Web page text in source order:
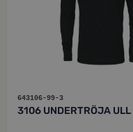
643106-99-3
3106 UNDERTRÖJA ULL